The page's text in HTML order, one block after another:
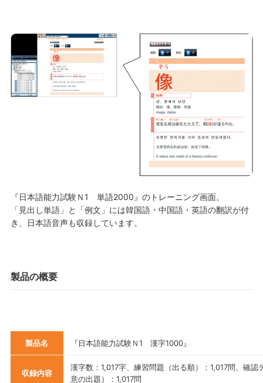
『日本語能力試験Ｎ1 単語2000』のトレーニング画面。
「見出し単語」と「例文」には韓国語・中国語・英語の翻訳が付
き、日本語音声も収録しています。
製品の概要
製品名 『日本語能力試験Ｎ1 漢字1000』
収録内容
漢字数：1,017字、練習問題（出る順）：1,017問、確認
意の出題）：1,017問